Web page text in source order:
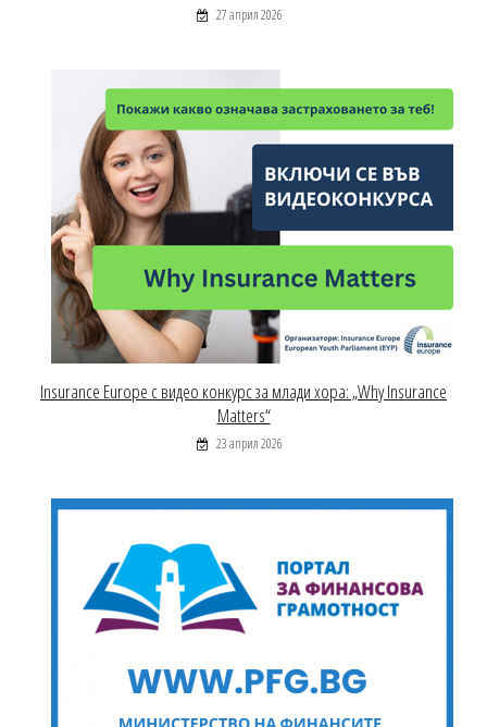
27 април 2026
Insurance Europe с видео конкурс за млади хора: „Why Insurance
Matters“
23 април 2026